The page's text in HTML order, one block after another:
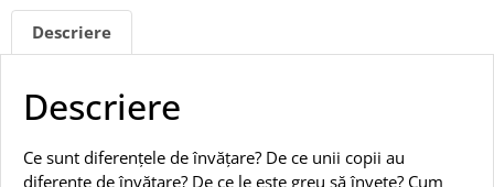
Descriere
Descriere
Ce sunt diferențele de învățare? De ce unii copii au
diferențe de învățare? De ce le este greu să învețe? Cum